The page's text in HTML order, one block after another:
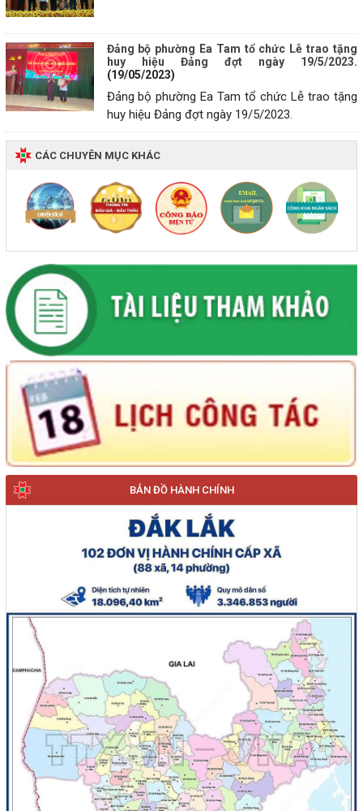
BẢN ĐỒ HÀNH CHÍNH
Đảng bộ phường Ea Tam tổ chức Lễ trao tặng
huy hiệu Đảng đợt ngày 19/5/2023.
(19/05/2023)
Đảng bộ phường Ea Tam tổ chức Lễ trao tặng
huy hiệu Đảng đợt ngày 19/5/2023.
CÁC CHUYÊN MỤC KHÁC